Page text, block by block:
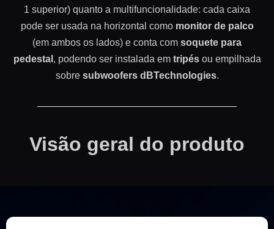
1 superior) quanto a multifuncionalidade: cada caixa
pode ser usada na horizontal como monitor de palco
(em ambos os lados) e conta com soquete para
pedestal , podendo ser instalada em tripésou empilhada
sobre subwoofers dBTechnologies.
Visão geral do produto